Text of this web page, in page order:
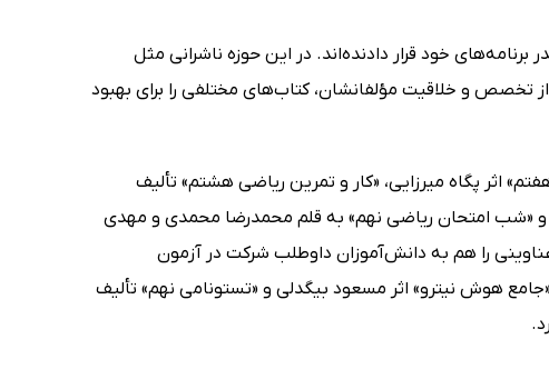
خود قرار دادنده‌اند. در این حوزه ناشرانی مثل
تخصص و خلاقیت مؤلفانشان، کتاب‌های مختلفی را برای بهبود
اثر پگاه میرزایی، «کار و تمرین ریاضی هشتم» تألیف
و «شب امتحان ریاضی نهم» به قلم محمدرضا محمدی و مهدی
را هم به دانش‌آموزان داوطلب شرکت در آزمون
هوش نیترو» اثر مسعود بیگدلی و «تستونامی نهم» تألیف